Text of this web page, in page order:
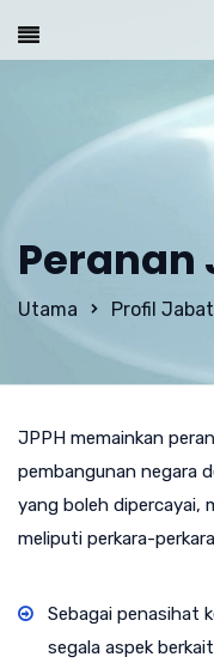
Peranan
Utama Profil
JPPH memainkan
pembangunan negara
yang boleh dipercayai,
meliputi perkara-
Sebagai penasihat
segala aspek